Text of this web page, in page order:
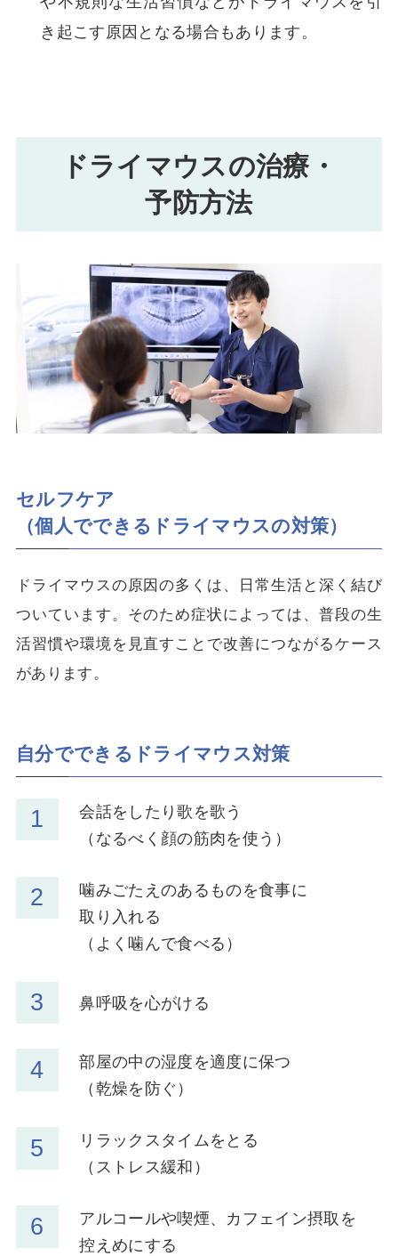
き起こす原因となる場合もあります。
ドライマウスの治療・
予防方法
セルフケア
（個人でできるドライマウスの対策）
ドライマウスの原因の多くは、日常生活と深く結び
ついています。そのため症状によっては、普段の生
活習慣や環境を見直すことで改善につながるケース
があります。
自分でできるドライマウス対策
会話をしたり歌を歌う
（なるべく顔の筋肉を使う）
噛みごたえのあるものを食事に
取り入れる
（よく噛んで食べる）
鼻呼吸を心がける
部屋の中の湿度を適度に保つ
（乾燥を防ぐ）
リラックスタイムをとる
（ストレス緩和）
アルコールや喫煙、カフェイン摂取を
控えめにする